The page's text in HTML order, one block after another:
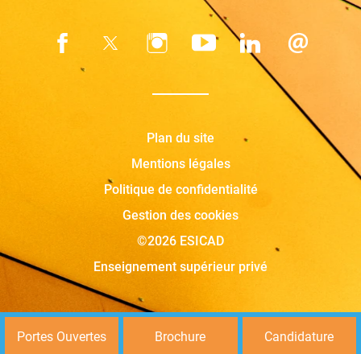
Plan du site
Mentions légales
Politique de confidentialité
Gestion des cookies
©2026 ESICAD
Enseignement supérieur privé
Portes Ouvertes Brochure Candidature